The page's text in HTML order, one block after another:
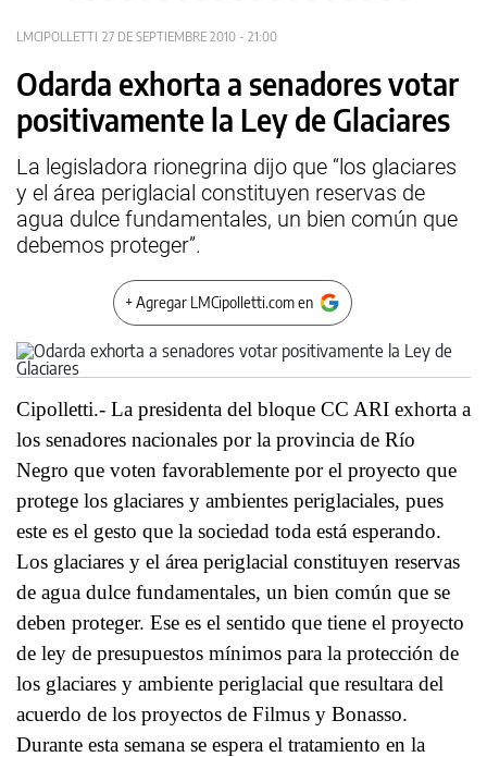
LMCIPOLLETTI 27 DE SEPTIEMBRE 2010 - 21:00
Odarda exhorta a senadores votar
positivamente la Ley de Glaciares
La legisladora rionegrina dijo que “los glaciares
y el área periglacial constituyen reservas de
agua dulce fundamentales, un bien común que
debemos proteger”.
+ Agregar LMCipolletti.com en
Cipolletti.- La presidenta del bloque CC ARI exhorta a
los senadores nacionales por la provincia de Río
Negro que voten favorablemente por el proyecto que
protege los glaciares y ambientes periglaciales, pues
este es el gesto que la sociedad toda está esperando.
Los glaciares y el área periglacial constituyen reservas
de agua dulce fundamentales, un bien común que se
deben proteger. Ese es el sentido que tiene el proyecto
de ley de presupuestos mínimos para la protección de
los glaciares y ambiente periglacial que resultara del
acuerdo de los proyectos de Filmus y Bonasso.
Durante esta semana se espera el tratamiento en la